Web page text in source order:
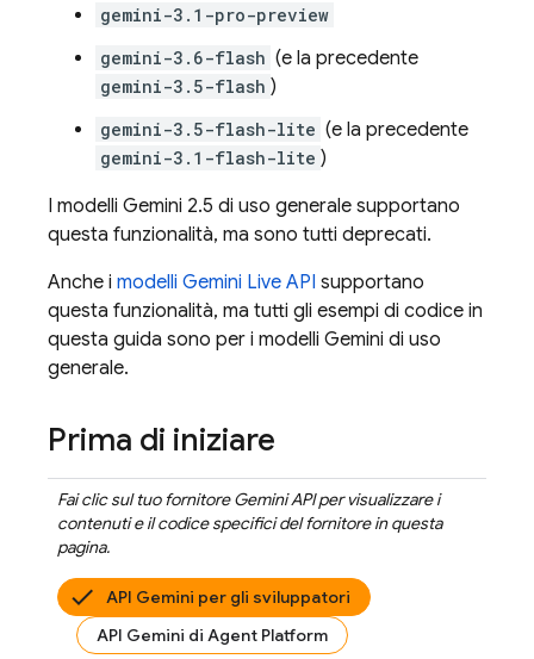
gemini-3.1-pro-preview
gemini-3.6-flash (e la precedente
gemini-3.5-flash )
gemini-3.5-flash-lite (e la precedente
gemini-3.1-flash-lite )
I modelli Gemini 2.5 di uso generale supportano
questa funzionalità, ma sono tutti deprecati.
Anche i modelli Gemini Live API supportano
questa funzionalità, ma tutti gli esempi di codice in
questa guida sono per i modelli Gemini di uso
generale.
Prima di iniziare
Fai clic sul tuo fornitoreGemini APIper visualizzare i
contenuti e il codice specifici del fornitore in questa
pagina.
API Gemini per gli sviluppatori
API Gemini di Agent Platform